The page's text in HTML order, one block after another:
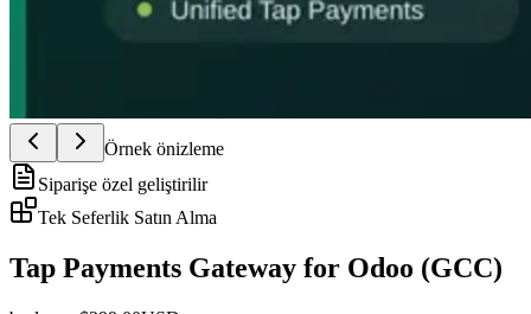
Örnek önizleme
Siparişe özel geliştirilir
Tek Seferlik Satın Alma
Tap Payments Gateway for Odoo (GCC)